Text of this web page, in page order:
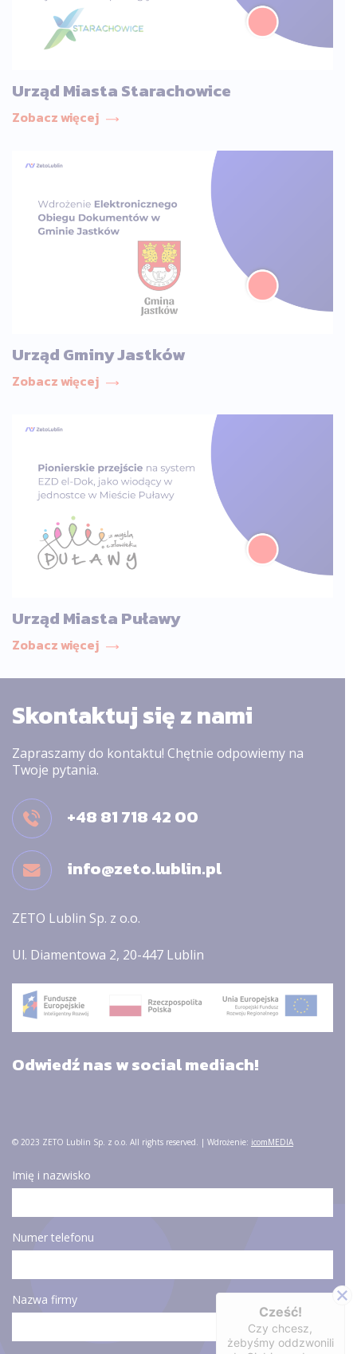
Urząd Miasta Starachowice
Zobacz więcej
Urząd Gminy Jastków
Zobacz więcej
Urząd Miasta Puławy
Zobacz więcej
Skontaktuj się z nami
Zapraszamy do kontaktu! Chętnie odpowiemy na
Twoje pytania.
+48 81 718 42 00
info@zeto.lublin.pl
ZETO Lublin Sp. z o.o.
Ul. Diamentowa 2, 20-447 Lublin
Odwiedź nas w social mediach!
© 2023 ZETO Lublin Sp. z o.o. All rights reserved. | Wdrożenie: icomMEDIA
Imię i nazwisko
Numer telefonu
Nazwa firmy
Cześć!
Czy chcesz,
żebyśmy oddzwonili